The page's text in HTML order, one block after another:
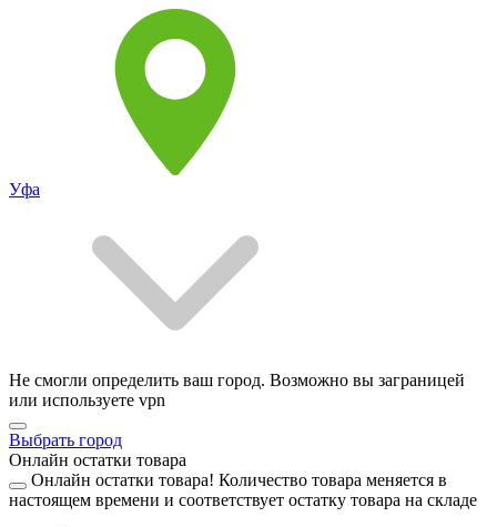
Уфа
Не смогли определить ваш город. Возможно вы заграницей
или используете vpn
Выбрать город
Онлайн остатки товара
Онлайн остатки товара! Количество товара меняется в
настоящем времени и соответствует остатку товара на складе